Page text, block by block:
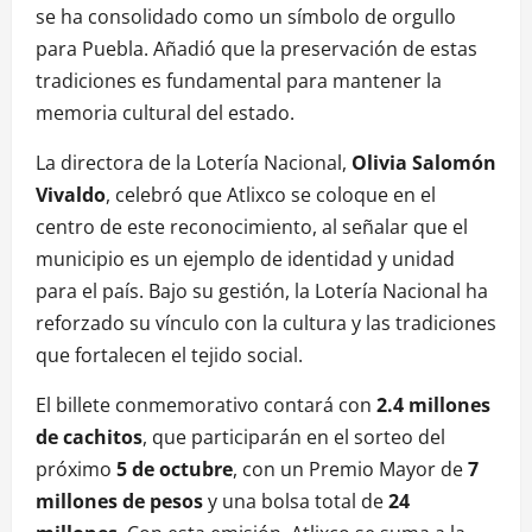
se ha consolidado como un símbolo de orgullo
para Puebla. Añadió que la preservación de estas
tradiciones es fundamental para mantener la
memoria cultural del estado.
La directora de la Lotería Nacional, Olivia Salomón
Vivaldo, celebró que Atlixco se coloque en el
centro de este reconocimiento, al señalar que el
municipio es un ejemplo de identidad y unidad
para el país. Bajo su gestión, la Lotería Nacional ha
reforzado su vínculo con la cultura y las tradiciones
que fortalecen el tejido social.
El billete conmemorativo contará con 2.4 millones
de cachitos, que participarán en el sorteo del
próximo 5 de octubre, con un Premio Mayor de7
millones de pesosy una bolsa total de24